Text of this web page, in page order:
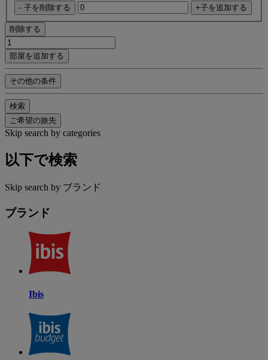
- 子を削除する +子を追加する
削除する
部屋を追加する
その他の条件
検索
ご希望の旅先
Skip search by categories
以下で検索
Skip search by ブランド
ブランド
Ibis